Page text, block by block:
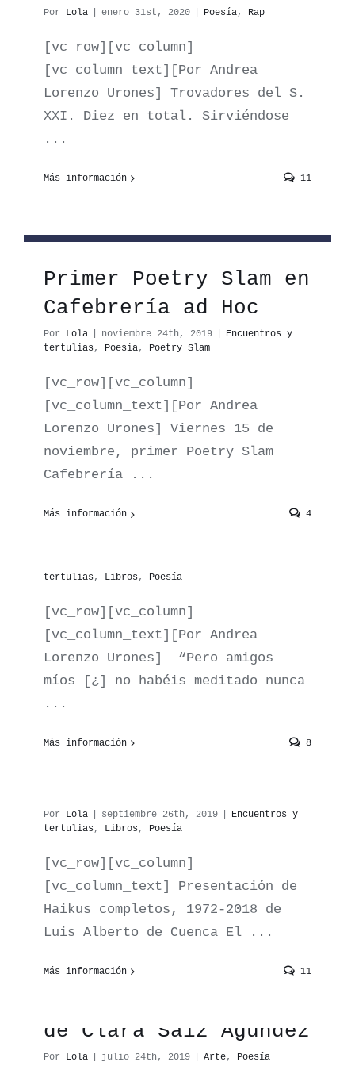
Por Lola enero 31st, 2020 Poesía, Rap
[vc_row][vc_column]
[vc_column_text][Por Andrea
Lorenzo Urones] Trovadores del S.
XXI. Diez en total. Sirviéndose
...
Más información 11
Primer Poetry Slam en
Cafebrería ad Hoc
Por Lola noviembre 24th, 2019
Encuentros y
tertulias, Poesía, Poetry Slam
[vc_row][vc_column]
[vc_column_text][Por Andrea
Lorenzo Urones] Viernes 15 de
noviembre, primer Poetry Slam
Cafebrería ...
Más información 4
Lectura Poética en
torno a «Versos con
faldas» (ed.
tertulias, Libros, Poesía
[vc_row][vc_column]
[vc_column_text][Por Andrea
Lorenzo Urones] “Pero amigos
míos [¿] no habéis meditado nunca
...
Más información 8
Presentación de
«Haikus completos» de
Por Lola septiembre 26th, 2019
Encuentros y
tertulias, Libros, Poesía
[vc_row][vc_column]
[vc_column_text] Presentación de
Haikus completos, 1972-2018 de
Luis Alberto de Cuenca El ...
Más información 11
de Clara Sáiz Agúndez
Por Lola julio 24th, 2019 Arte, Poesía